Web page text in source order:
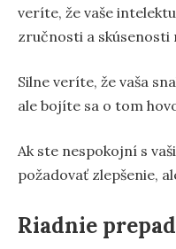
veríte, že vaše
zručnosti a skúsenosti
Silne veríte, že vaša
ale bojíte sa o tom
Ak ste nespokojní s
požadovať zlepšenie,
Riadnie